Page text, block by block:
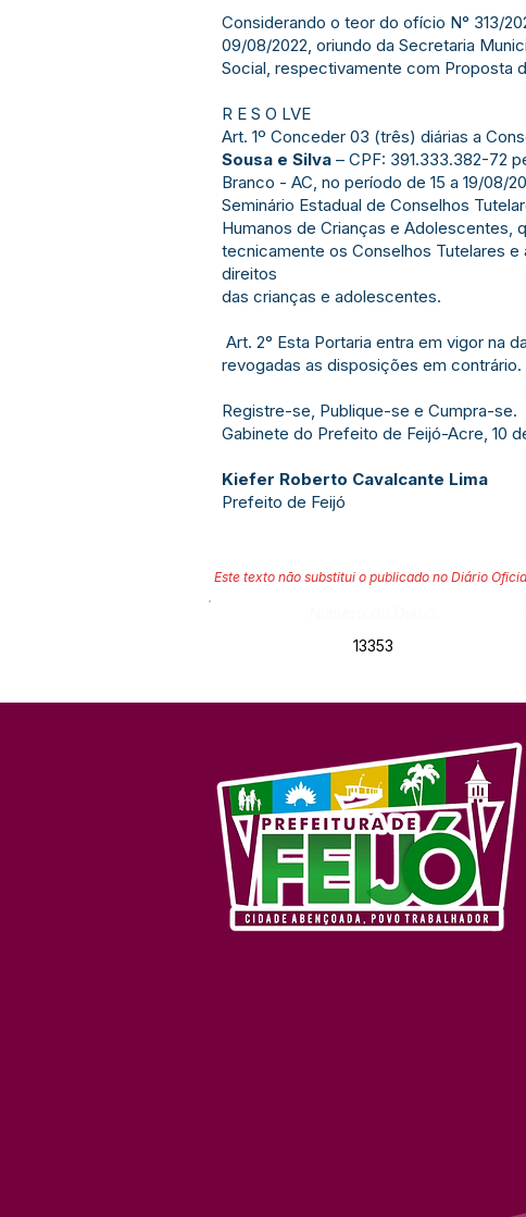
Considerando o teor do ofício N° 313/
09/08/2022, oriundo da Secretaria
Social, respectivamente com Proposta
R E S O LVE
Art. 1º Conceder 03 (três) diárias a
Sousa e Silva – CPF: 391.333.382-72
Branco - AC, no período de 15 a 19/08/
Seminário Estadual de Conselhos
Humanos de Crianças e Adolescentes,
tecnicamente os Conselhos Tutelares
direitos
das crianças e adolescentes.
Art. 2° Esta Portaria entra em vigor na
revogadas as disposições em contrário.
Registre-se, Publique-se e Cumpra-se.
Gabinete do Prefeito de Feijó-Acre, 10
Kiefer Roberto Cavalcante Lima
Prefeito de Feijó
Este texto não substitui o publicado no Diário
13353